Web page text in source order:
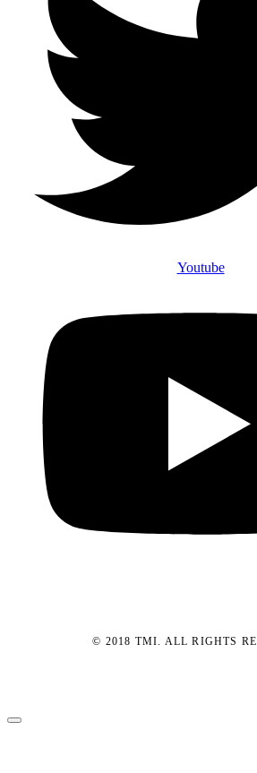
Youtube
© 2018 TMI. ALL RIGHTS